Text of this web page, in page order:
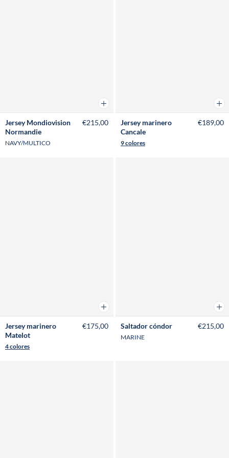
Añadir a la cesta
Jersey Mondiovision
Normandie
NAVY/MULTICO
€215,00
Jersey marinero
Cancale
9 colores
€189,00
Añadir a la cesta
Jersey marinero
Matelot
4 colores
€175,00 Saltador cóndor
MARINE
€215,00